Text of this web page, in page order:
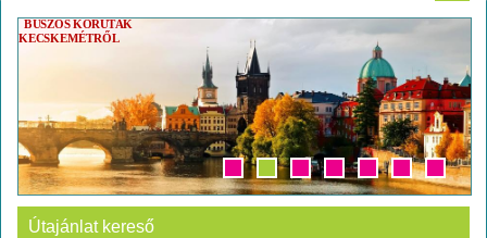
BUSZOS KÖRUTAK
KECSKEMÉTRŐL
Útajánlat kereső